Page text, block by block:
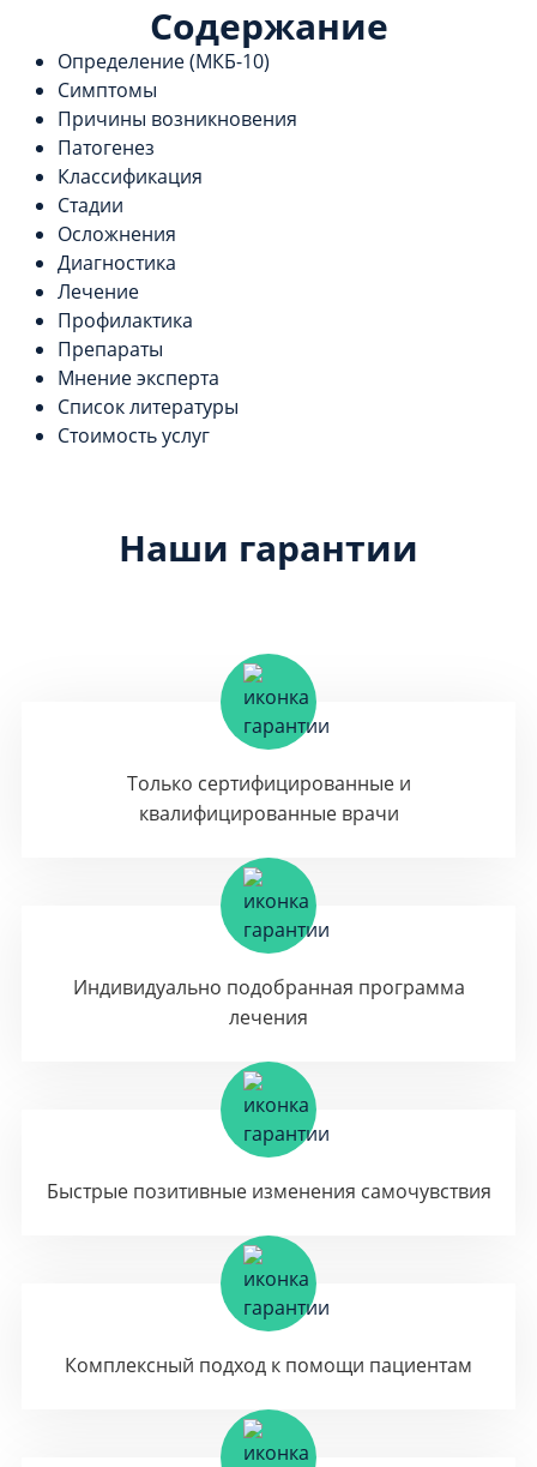
Содержание
Определение (МКБ-10)
Симптомы
Причины возникновения
Патогенез
Классификация
Стадии
Осложнения
Диагностика
Лечение
Профилактика
Препараты
Мнение эксперта
Список литературы
Стоимость услуг
Наши гарантии
Только сертифицированные и
квалифицированные врачи
Индивидуально подобранная программа
лечения
Быстрые позитивные изменения самочувствия
Комплексный подход к помощи пациентам